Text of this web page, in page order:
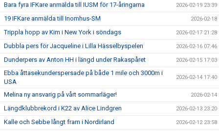
Bara fyra IFKare anmälda till IUSM för 17-åringarna 2026-02-19 23:39
19 IFKare anmälda till Inomhus-SM 2026-02-18
Trippla hopp av Kim i New York i söndags 2026-02-17 21:28
Dubbla pers för Jacqueline i Lilla Hässelbyspelen 2026-02-16 07:46
Dunderpers av Anton HH i längd under Rakaspåret 2026-02-15 17:03
Ebba åttasekunderspersade på både 1 mile och 3000m i
USA
2026-02-14 17:40
Melina ny ansvarig på vårt sommarläger! 2026-02-14
Längdklubbrekord i K22 av Alice Lindgren 2026-02-13 23:20
Kalle och Sebbe långt fram i Nordirland 2026-02-12 23:58